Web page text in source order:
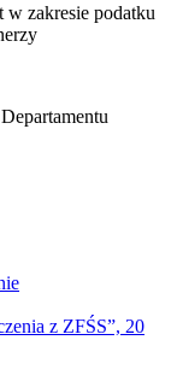
w zakresie podatku
z ZFŚS”, 20